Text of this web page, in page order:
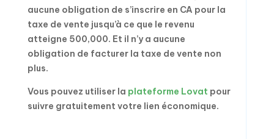
aucune obligation de s’inscrire en CA pour la
taxe de vente jusqu’à ce que le revenu
atteigne 500,000. Et il n’y a aucune
obligation de facturer la taxe de vente non
plus.
Vous pouvez utiliser la plateforme Lovat pour
suivre gratuitement votre lien économique.